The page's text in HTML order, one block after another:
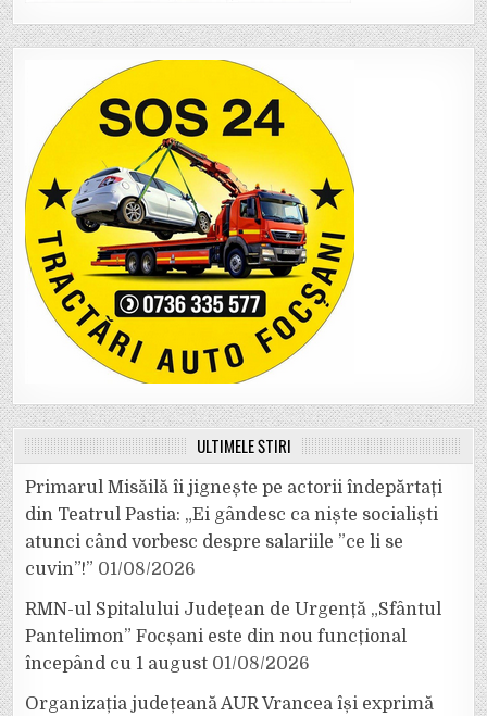
ULTIMELE ȘTIRI
Primarul Misăilă îi jignește pe actorii îndepărtați
din Teatrul Pastia: „Ei gândesc ca niște socialiști
atunci când vorbesc despre salariile ”ce li se
cuvin”!” 01/08/2026
RMN-ul Spitalului Județean de Urgență „Sfântul
Pantelimon” Focșani este din nou funcțional
începând cu 1 august 01/08/2026
Organizația județeană AUR Vrancea își exprimă